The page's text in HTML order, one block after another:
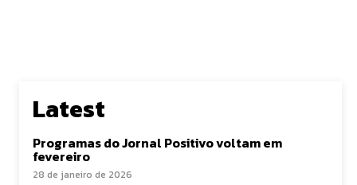
Latest
Programas do Jornal Positivo voltam em
fevereiro
28 de janeiro de 2026